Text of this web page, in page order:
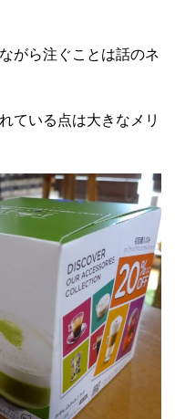
がら注ぐことは話のネ
ている点は大きなメリ